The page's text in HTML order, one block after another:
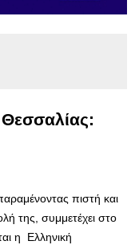
Θεσσαλίας:
πιστή και
της, συμμετέχει στο
η Ελληνική